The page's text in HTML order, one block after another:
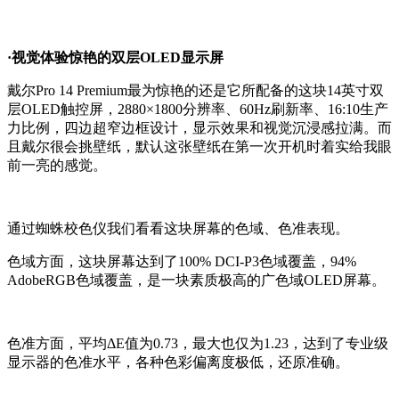
·视觉体验惊艳的双层OLED显示屏
戴尔Pro 14 Premium最为惊艳的还是它所配备的这块14英寸双
层OLED触控屏，2880×1800分辨率、60Hz刷新率、16:10生产
力比例，四边超窄边框设计，显示效果和视觉沉浸感拉满。而
且戴尔很会挑壁纸，默认这张壁纸在第一次开机时着实给我眼
前一亮的感觉。
通过蜘蛛校色仪我们看看这块屏幕的色域、色准表现。
色域方面，这块屏幕达到了100% DCI-P3色域覆盖，94%
AdobeRGB色域覆盖，是一块素质极高的广色域OLED屏幕。
色准方面，平均ΔE值为0.73，最大也仅为1.23，达到了专业级
显示器的色准水平，各种色彩偏离度极低，还原准确。